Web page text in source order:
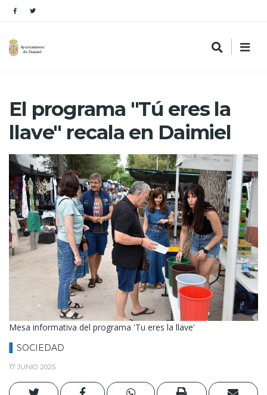
El programa "Tú eres la
llave" recala en Daimiel
Mesa informativa del programa 'Tu eres la llave'
SOCIEDAD
17 JUNIO 2025